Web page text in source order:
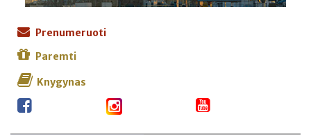
Prenumeruoti
Paremti
Knygynas